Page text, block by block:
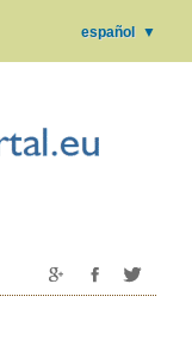
español ▼